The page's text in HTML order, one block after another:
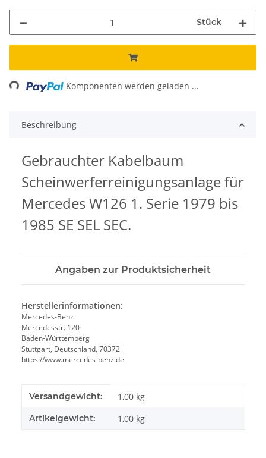
Stück
Loading... Komponenten werden geladen ...
Beschreibung
Gebrauchter Kabelbaum
Scheinwerferreinigungsanlage für
Mercedes W126 1. Serie 1979 bis
1985 SE SEL SEC.
Angaben zur Produktsicherheit
Herstellerinformationen:
Mercedes-Benz
Mercedesstr. 120
Baden-Württemberg
Stuttgart, Deutschland, 70372
https://www.mercedes-benz.de
Produkteigenschaft
Wert
Versandgewicht: 1,00 kg
Artikelgewicht: 1,00 kg